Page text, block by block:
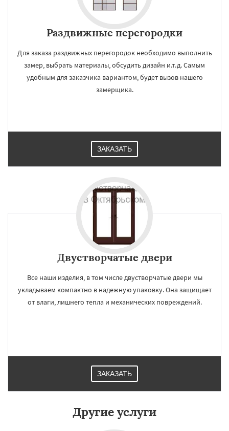
Раздвижные перегородки
Для заказа раздвижных перегородок необходимо выполнить
замер, выбрать материалы, обсудить дизайн и.т.д. Самым
удобным для заказчика вариантом, будет вызов нашего
замерщика.
ЗАКАЗАТЬ
Двустворчатые двери
Все наши изделия, в том числе двустворчатые двери мы
укладываем компактно в надежную упаковку. Она защищает
от влаги, лишнего тепла и механических повреждений.
ЗАКАЗАТЬ
Другие услуги